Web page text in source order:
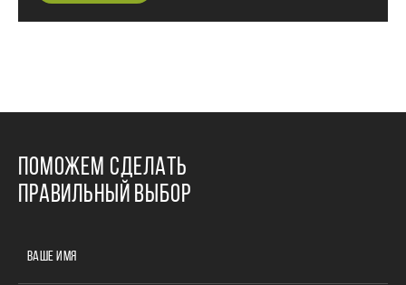
ПОМОЖЕМ СДЕЛАТЬ
ПРАВИЛЬНЫЙ ВЫБОР
ВАШЕ ИМЯ